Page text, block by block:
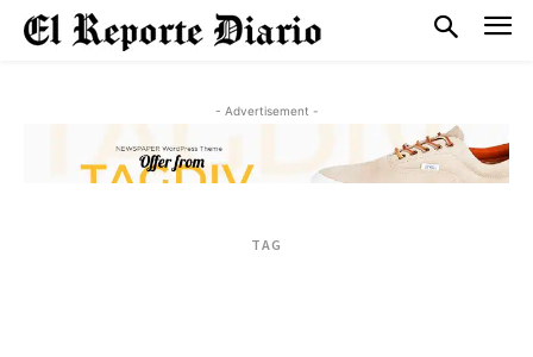
- Advertisement -
TAG